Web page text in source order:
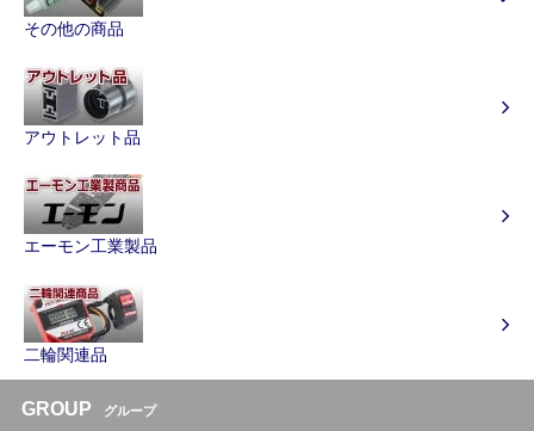
その他の商品
アウトレット品
エーモン工業製品
二輪関連品
GROUP グループ